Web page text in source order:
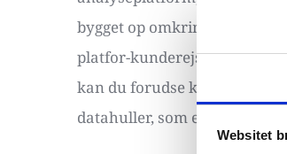
Websitet
bygget op omkring
platfor-kunderejser, som
kan du forudse kunders
datahuller, som er opstået